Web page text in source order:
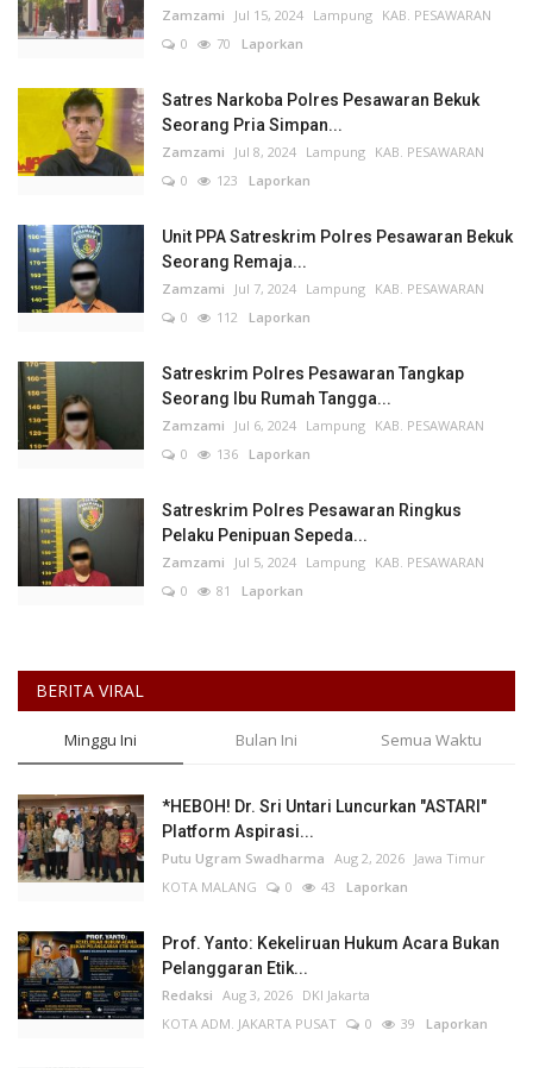
Zamzami Jul 15, 2024 Lampung KAB. PESAWARAN
0
70 Laporkan
Satres Narkoba Polres Pesawaran Bekuk
Seorang Pria Simpan...
Zamzami Jul 8, 2024 Lampung KAB. PESAWARAN
0
123 Laporkan
Unit PPA Satreskrim Polres Pesawaran Bekuk
Seorang Remaja...
Zamzami Jul 7, 2024 Lampung KAB. PESAWARAN
0
112 Laporkan
Satreskrim Polres Pesawaran Tangkap
Seorang Ibu Rumah Tangga...
Zamzami Jul 6, 2024 Lampung KAB. PESAWARAN
0
136 Laporkan
Satreskrim Polres Pesawaran Ringkus
Pelaku Penipuan Sepeda...
Zamzami Jul 5, 2024 Lampung KAB. PESAWARAN
0
81 Laporkan
BERITA VIRAL
Minggu Ini Bulan Ini Semua Waktu
*HEBOH! Dr. Sri Untari Luncurkan "ASTARI"
Platform Aspirasi...
Putu Ugram Swadharma Aug 2, 2026 Jawa Timur
KOTA MALANG
0 43 Laporkan
Prof. Yanto: Kekeliruan Hukum Acara Bukan
Pelanggaran Etik...
Redaksi Aug 3, 2026 DKI Jakarta
KOTA ADM. JAKARTA PUSAT
0 39 Laporkan